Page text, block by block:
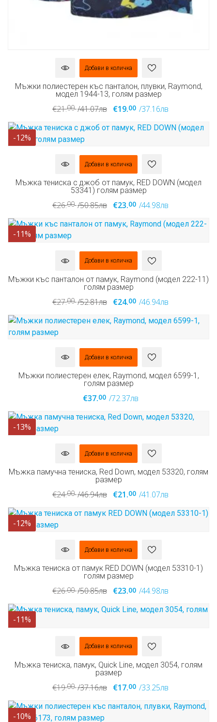
Добави в количка
Мъжки полиестерен къс панталон, плувки, Raymond,
модел 1944-13, голям размер
€21.00 /41.07лв €19.00 /37.16лв
-12%
Добави в количка
Мъжка тениска с джоб от памук, RED DOWN (модел
53341) голям размер
€26.00 /50.85лв €23.00 /44.98лв
-11%
Добави в количка
Мъжки къс панталон от памук, Raymond (модел 222-11)
голям размер
€27.00 /52.81лв €24.00 /46.94лв
Добави в количка
Мъжки полиестерен елек, Raymond, модел 6599-1,
голям размер
€37.00 /72.37лв
-13%
Добави в количка
Мъжка памучна тениска, Red Down, модел 53320, голям
размер
€24.00 /46.94лв €21.00 /41.07лв
-12%
Добави в количка
Мъжка тениска от памук RED DOWN (модел 53310-1)
голям размер
€26.00 /50.85лв €23.00 /44.98лв
-11%
Добави в количка
Мъжка тениска, памук, Quick Line, модел 3054, голям
размер
€19.00 /37.16лв €17.00 /33.25лв
-10%